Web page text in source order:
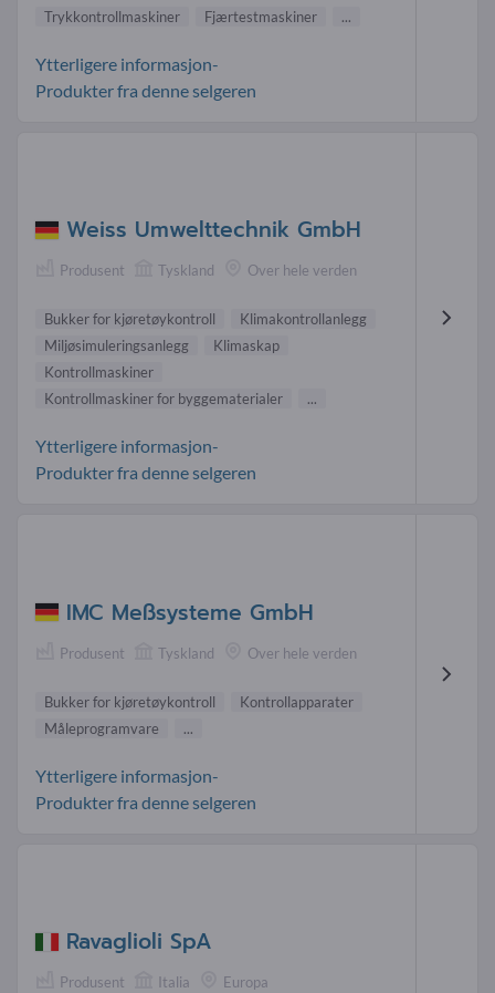
Trykkontrollmaskiner
Fjærtestmaskiner ...
Ytterligere informasjon-
Produkter fra denne selgeren
Weiss Umwelttechnik GmbH
Produsent Tyskland Over hele verden
Bukker for kjøretøykontroll
Klimakontrollanlegg
Miljøsimuleringsanlegg
Klimaskap
Kontrollmaskiner
Kontrollmaskiner for byggematerialer
...
Ytterligere informasjon-
Produkter fra denne selgeren
IMC Meßsysteme GmbH
Produsent Tyskland Over hele verden
Bukker for kjøretøykontroll
Kontrollapparater
Måleprogramvare
...
Ytterligere informasjon-
Produkter fra denne selgeren
Ravaglioli SpA
Produsent Italia Europa